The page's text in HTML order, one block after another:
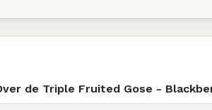
de Triple Fruited Gose -